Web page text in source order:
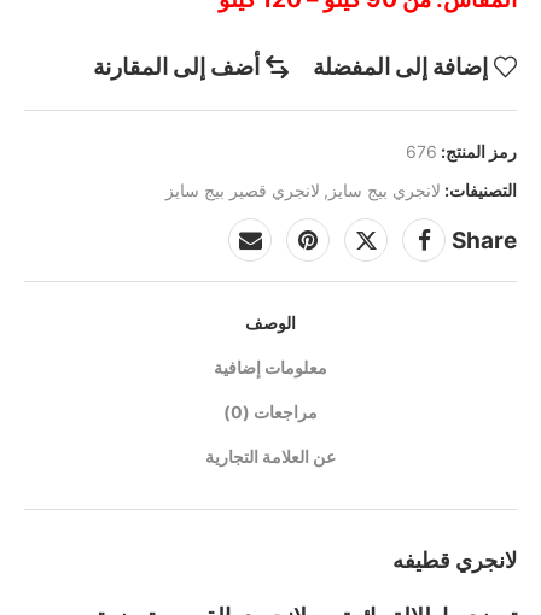
إضافة إلى المفضلة أضف إلى المقارنة
رمز المنتج: 676
التصنيفات: لانجري بيج سايز , لانجري قصير بيج سايز
Share
الوصف
معلومات إضافية
مراجعات (0)
عن العلامة التجارية
لانجري قطيفه